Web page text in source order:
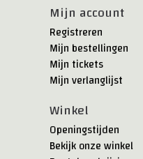
Mijn account
Registreren
Mijn bestellingen
Mijn tickets
Mijn verlanglijst
Winkel
Openingstijden
Bekijk onze winkel